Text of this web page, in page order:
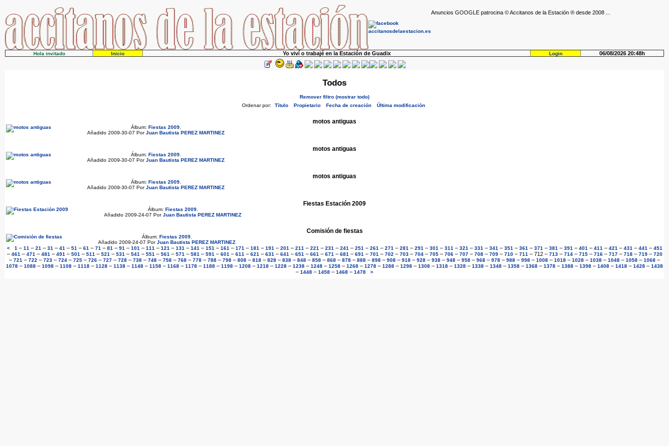
Anuncios GOOGLE patrocina © Accitanos de la Estación ® desde 2008 ...
Hola invitado Inicio Yo viví o trabajé en la Estación de Guadix Login 06/08/2026 20:48h
Todos
Remover filtro (mostrar todo)
Ordenar por:
Título Propietario Fecha de creación Última modificación
motos antiguas
Álbum: Fiestas 2009.
Añadido 2009-30-07 PorJuan Bautista PEREZ MARTINEZ
motos antiguas
Álbum: Fiestas 2009.
Añadido 2009-30-07 PorJuan Bautista PEREZ MARTINEZ
motos antiguas
Álbum: Fiestas 2009.
Añadido 2009-30-07 PorJuan Bautista PEREZ MARTINEZ
Fiestas Estación 2009
Álbum: Fiestas 2009.
Añadido 2009-24-07 PorJuan Bautista PEREZ MARTINEZ
Comisión de fiestas
Álbum: Fiestas 2009.
Añadido 2009-24-07 PorJuan Bautista PEREZ MARTINEZ
<
1 – 11 – 21 – 31 – 41 – 51 – 61 – 71 – 81 – 91 – 101 – 111 – 121 – 131 – 141 – 151 – 161 – 171 – 181 – 191 – 201 – 211 – 221 – 231 – 241 – 251 – 261 – 271 – 281 – 291 – 301 – 311 – 321 – 331 – 341 – 351 – 361 – 371 – 381 – 391 – 401 – 411 – 421 – 431 – 441 – 451
– 461 – 471 – 481 – 491 – 501 – 511 – 521 – 531 – 541 – 551 – 561 – 571 – 581 – 591 – 601 – 611 – 621 – 631 – 641 – 651 – 661 – 671 – 681 – 691 – 701 – 702 – 703– 704– 705– 706– 707– 708– 709– 710– 711 – 712– 713– 714– 715– 716– 717– 718– 719– 720
– 721 – 722 – 723 – 724 – 725 – 726 – 727 – 728 – 738 – 748 – 758 – 768 – 778 – 788 – 798 – 808 – 818 – 828 – 838 – 848 – 858 – 868 – 878 – 888 – 898 – 908 – 918 – 928 – 938 – 948 – 958 – 968 – 978 – 988 – 998 – 1008 – 1018 – 1028 – 1038 – 1048 – 1058 – 1068 –
1078 – 1088 – 1098 – 1108 – 1118 – 1128 – 1138 – 1148 – 1158 – 1168 – 1178 – 1188 – 1198 – 1208 – 1218 – 1228 – 1238 – 1248 – 1258 – 1268 – 1278 – 1288 – 1298 – 1308 – 1318 – 1328 – 1338 – 1348 – 1358 – 1368 – 1378 – 1388 – 1398 – 1408 – 1418 – 1428 – 1438
– 1448 – 1458 – 1468 – 1478 >